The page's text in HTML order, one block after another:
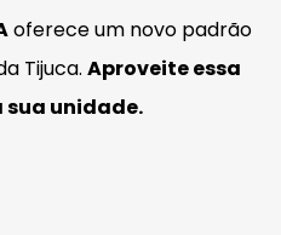
oferece um novo padrão
Tijuca. Aproveite essa
unidade.